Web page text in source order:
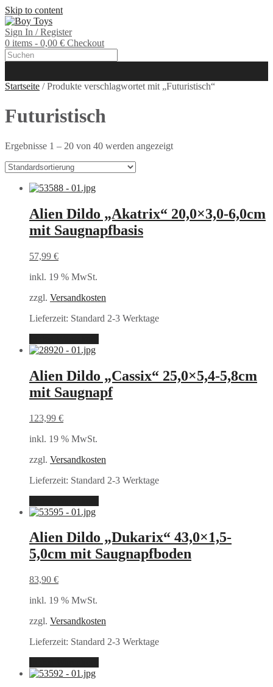
Skip to content
Sign In / Register
0 items - 0,00 € Checkout
Startseite / Produkte verschlagwortet mit „Futuristisch“
Futuristisch
Ergebnisse 1 – 20 von 40 werden angezeigt
Alien Dildo „Akatrix“ 20,0×3,0-6,0cm
mit Saugnapfbasis
57,99 €
inkl. 19 % MwSt.
zzgl. Versandkosten
Lieferzeit: Standard 2-3 Werktage
Alien Dildo „Cassix“ 25,0×5,4-5,8cm
mit Saugnapf
123,99 €
inkl. 19 % MwSt.
zzgl. Versandkosten
Lieferzeit: Standard 2-3 Werktage
Alien Dildo „Dukarix“ 43,0×1,5-
5,0cm mit Saugnapfboden
83,90 €
inkl. 19 % MwSt.
zzgl. Versandkosten
Lieferzeit: Standard 2-3 Werktage